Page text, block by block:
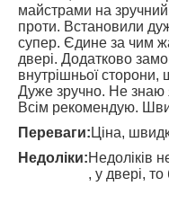
майстрами на
проти. Встановили
супер. Єдине за чим
двері. Додатково
внутрішньої
Дуже зручно. Не знаю
Всім рекомендую.
Переваги: Ціна,
Недоліки:Недоліків
, у двері,